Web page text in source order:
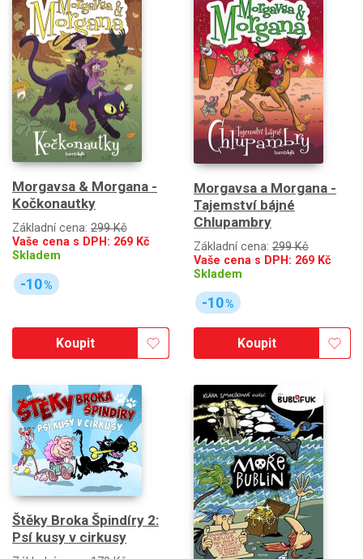
Morgavsa & Morgana -
Kočkonautky
Základní cena: 299 Kč
Vaše cena s DPH: 269 Kč
Skladem
-10%
Koupit
Morgavsa a Morgana -
Tajemství bájné
Chlupambry
Základní cena: 299 Kč
Vaše cena s DPH: 269 Kč
Skladem
-10%
Koupit
Štěky Broka Špindíry 2:
Psí kusy v cirkusy